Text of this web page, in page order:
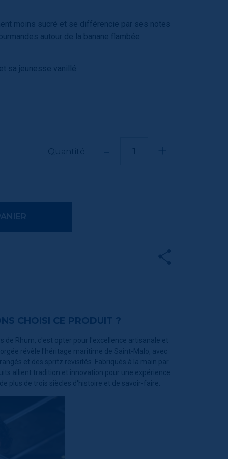
moins sucré et se différencie par ses notes
autour de la banane flambée
sa jeunesse vanillé.
Quantité - +
CHOISI CE PRODUIT ?
de Rhum, c'est opter pour l'excellence artisanale et
révèle l'héritage maritime de Saint-Malo, avec
et des spritz revisités. Fabriqués à la main par
allient tradition et innovation pour une expérience
plus de trois siècles d'histoire et de savoir-faire.